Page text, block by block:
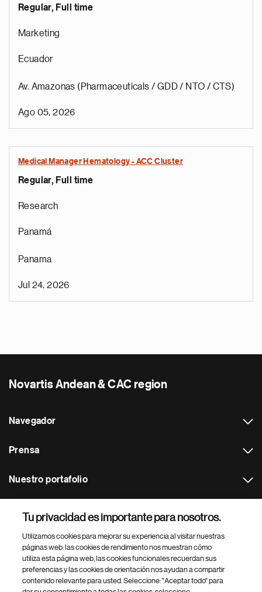
Regular, Full time
Marketing
Ecuador
Av. Amazonas (Pharmaceuticals / GDD / NTO / CTS)
Ago 05, 2026
Medical Manager Hematology - ACC Cluster
Regular, Full time
Research
Panamá
Panama
Jul 24, 2026
Novartis Andean & CAC region
Navegador
Prensa
Nuestro portafolio
Footer Site Search
Tu privacidad es importante para nosotros.
Utilizamos cookies para mejorar su experiencia al visitar nuestras
páginas web: las cookies de rendimiento nos muestran cómo
utiliza esta página web, las cookies funcionales recuerdan sus
preferencias y las cookies de orientación nos ayudan a compartir
contenido relevante para usted. Seleccione: "Aceptar todo" para